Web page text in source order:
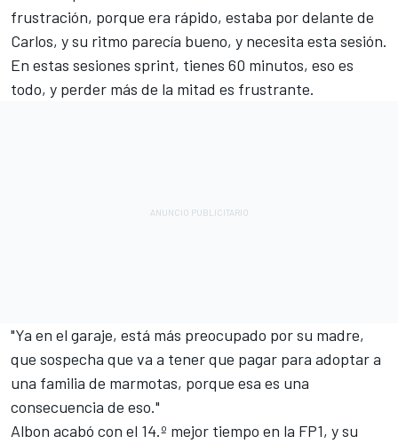
frustración, porque era rápido, estaba por delante de
Carlos, y su ritmo parecía bueno, y necesita esta sesión.
En estas sesiones sprint, tienes 60 minutos, eso es
todo, y perder más de la mitad es frustrante.
"Ya en el garaje, está más preocupado por su madre,
que sospecha que va a tener que pagar para adoptar a
una familia de marmotas, porque esa es una
consecuencia de eso."
Albon acabó con el 14.º mejor tiempo en la FP1, y su